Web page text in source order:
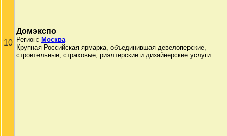
10
Домэкспо
Регион: Москва
Крупная Российская ярмарка, объединившая девелоперские,
строительные, страховые, риэлтерские и дизайнерские услуги.